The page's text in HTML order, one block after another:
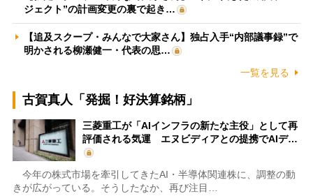
ジェクト”の計画変更の裏で起き…
【追及スクープ・みんなで大家さん】独占入手“内部議事録”で
明かされる柳瀬健一・代表の思…
一覧を見る
古賀真人「発掘！好決算銘柄」
三菱重工が「AIインフラの新たな主役」として再
評価される気運 エヌビディアとの提携でAIデ…
今年の株式市場を牽引してきたAI・半導体関連株に、調整の動
きが広がっている。そうしたなか、再び注目…